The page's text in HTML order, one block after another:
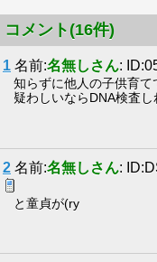
コメント(16件)
1 名前:名無しさん:
知らずに他人の子供育
疑わしいならDNA検査し
2 名前:名無しさん:
と童貞が(ry